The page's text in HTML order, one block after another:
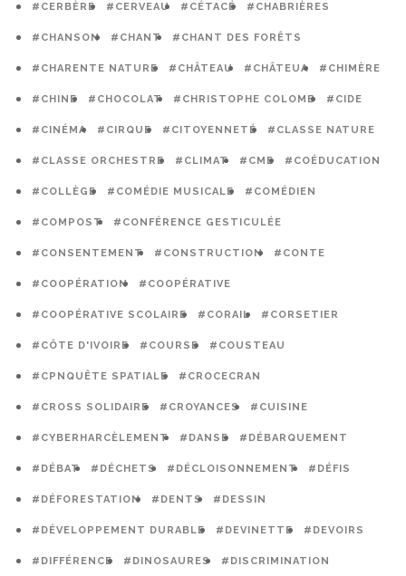
#CERBÈRE #CERVEAU #CÉTACÉ #CHABRIÈRES
#CHANSON #CHANT #CHANT DES FORÊTS
#CHARENTE NATURE #CHÂTEAU #CHÂTEUA #CHIMÈRE
#CHINE #CHOCOLAT #CHRISTOPHE COLOMB #CIDE
#CINÉMA #CIRQUE #CITOYENNETÉ #CLASSE NATURE
#CLASSE ORCHESTRE #CLIMAT #CME #COÉDUCATION
#COLLÈGE #COMÉDIE MUSICALE #COMÉDIEN
#COMPOST #CONFÉRENCE GESTICULÉE
#CONSENTEMENT #CONSTRUCTION #CONTE
#COOPÉRATION #COOPÉRATIVE
#COOPÉRATIVE SCOLAIRE #CORAIL #CORSETIER
#CÔTE D'IVOIRE #COURSE #COUSTEAU
#CPNQUÊTE SPATIALE #CROCECRAN
#CROSS SOLIDAIRE #CROYANCES #CUISINE
#CYBERHARCÈLEMENT #DANSE #DÉBARQUEMENT
#DÉBAT #DÉCHETS #DÉCLOISONNEMENT #DÉFIS
#DÉFORESTATION #DENTS #DESSIN
#DÉVELOPPEMENT DURABLE #DEVINETTE #DEVOIRS
#DIFFÉRENCE #DINOSAURES #DISCRIMINATION